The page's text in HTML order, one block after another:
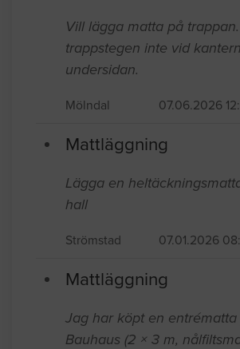
Vill lägga matta på
trappstegen inte vid
undersidan.
Mölndal 07.06.2026
Mattläggning
Lägga en
hall
Strömstad 07.01.2026
Mattläggning
Jag har köpt en
Bauhaus (2 × 3 m,